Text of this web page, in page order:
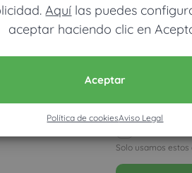
Aquí las puedes
aceptar haciendo clic en
Aceptar
Política de cookiesAviso Legal
Móvil
Acepto la
Solo usamos